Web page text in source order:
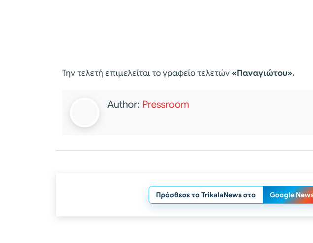
Την τελετή επιμελείται το γραφείο τελετών«Παναγιώτου».
Author: Pressroom
Πρόσθεσε το TrikalaNews στο Google